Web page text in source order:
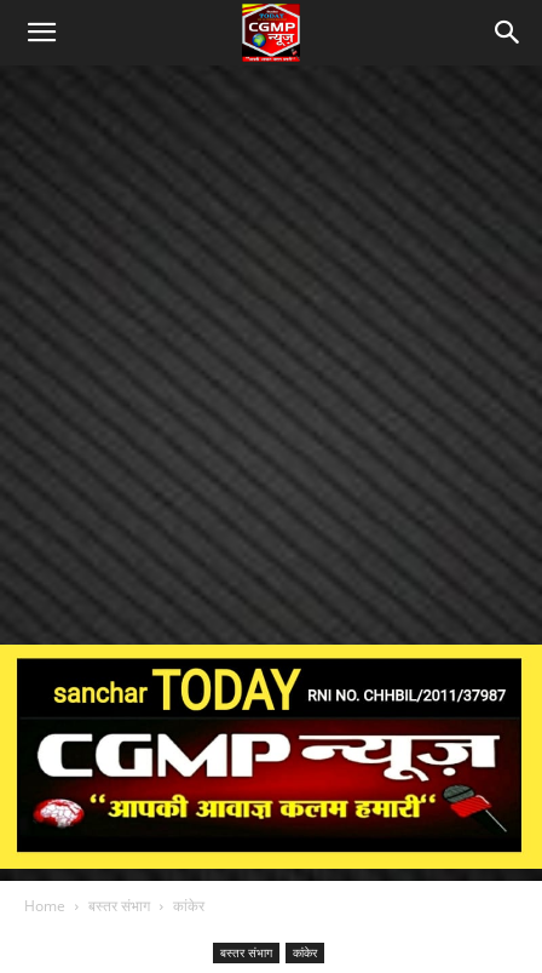
Home बस्तर संभाग कांकेर
बस्तर संभाग कांकेर